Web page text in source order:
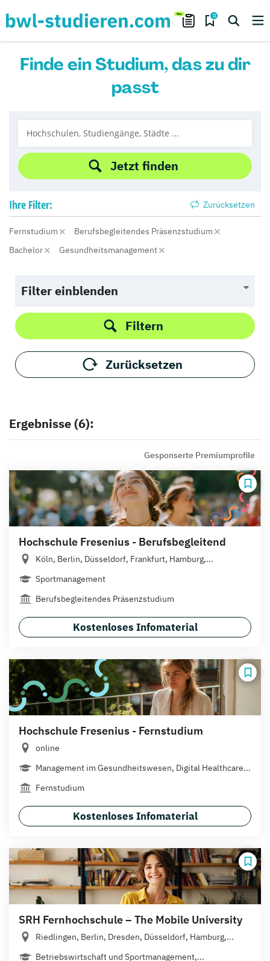
0
Finde ein Studium, das zu dir
passt
Jetzt finden
Ihre Filter: Zurücksetzen
Fernstudium
Berufsbegleitendes Präsenzstudium
Bachelor
Gesundheitsmanagement
Filter einblenden
Filtern
Zurücksetzen
Ergebnisse (6):
Gesponserte Premiumprofile
Hochschule Fresenius - Berufsbegleitend
Köln, Berlin, Düsseldorf, Frankfurt, Hamburg,...
Sportmanagement
Berufsbegleitendes Präsenzstudium
Kostenloses Infomaterial
Hochschule Fresenius - Fernstudium
online
Management im Gesundheitswesen, Digital Healthcare...
Fernstudium
Kostenloses Infomaterial
SRH Fernhochschule – The Mobile University
Riedlingen, Berlin, Dresden, Düsseldorf, Hamburg,...
Betriebswirtschaft und Sportmanagement,...